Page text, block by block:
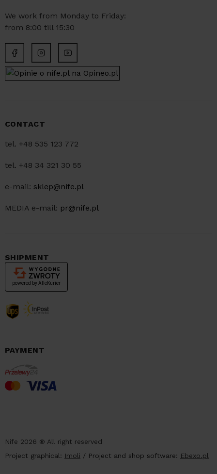
We work from Monday to Friday:
from 8:00 till 15:30
CONTACT
tel. +48 535 123 772
tel. +48 34 321 30 55
e-mail: sklep@nife.pl
MEDIA e-mail: pr@nife.pl
SHIPMENT
PAYMENT
Nife 2026 ® All right reserved
Project graphical: Imoli / Project and shop software: Ebexo.pl